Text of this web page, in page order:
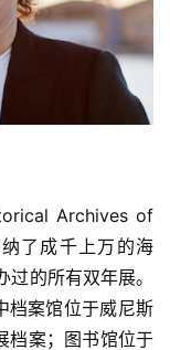
Archives of
了成千上万的海
的所有双年展。
档案馆位于威尼斯
档案；图书馆位于